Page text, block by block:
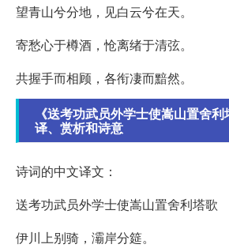
望青山兮分地，见白云兮在天。
寄愁心于樽酒，怆离绪于清弦。
共握手而相顾，各衔凄而黯然。
《送考功武员外学士使嵩山置舍
译、赏析和诗意
诗词的中文译文：
送考功武员外学士使嵩山置舍利塔歌
伊川上别骑，灞岸分筵。